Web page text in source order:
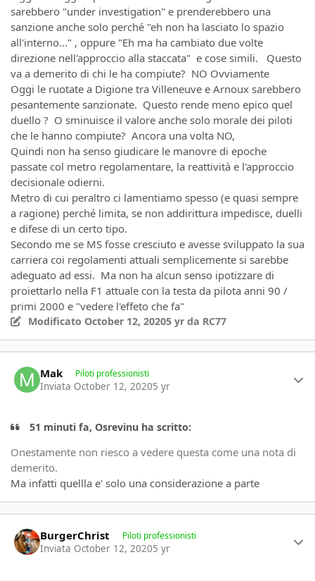
sarebbero "under investigation" e prenderebbero una
sanzione anche solo perché "eh non ha lasciato lo spazio
all'interno..." , oppure "Eh ma ha cambiato due volte
direzione nell'approccio alla staccata" e cose simili. Questo
va a demerito di chi le ha compiute? NO Ovviamente
Oggi le ruotate a Digione tra Villeneuve e Arnoux sarebbero
pesantemente sanzionate. Questo rende meno epico quel
duello ? O sminuisce il valore anche solo morale dei piloti
che le hanno compiute? Ancora una volta NO,
Quindi non ha senso giudicare le manovre di epoche
passate col metro regolamentare, la reattività e l'approccio
decisionale odierni.
Metro di cui peraltro ci lamentiamo spesso (e quasi sempre
a ragione) perché limita, se non addirittura impedisce, duelli
e difese di un certo tipo.
Secondo me se MS fosse cresciuto e avesse sviluppato la sua
carriera coi regolamenti attuali semplicemente si sarebbe
adeguato ad essi. Ma non ha alcun senso ipotizzare di
proiettarlo nella F1 attuale con la testa da pilota anni 90 /
primi 2000 e "vedere l'effeto che fa"
Modificato October 12, 20205 yr da RC77
Mak Piloti professionisti
Inviata October 12, 20205 yr
51 minuti fa, Osrevinu ha scritto:
Onestamente non riesco a vedere questa come una nota di
demerito.
Ma infatti quellla e' solo una considerazione a parte
BurgerChrist Piloti professionisti
Inviata October 12, 20205 yr